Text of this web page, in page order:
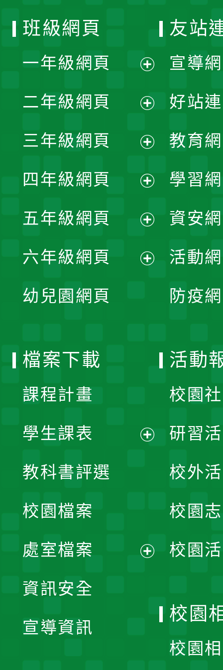
班級網頁
一年級網頁
開
選
單
二年級網頁
開
選
單
三年級網頁
開
選
單
四年級網頁
開
選
五年級網頁
開
六年級網頁
幼兒園網頁
友站
宣導
好站
教育
學習
資安
活動
防疫
檔案下載
課程計畫
學生課表
單
教科書評選
校園檔案
處室檔案
資訊安全
宣導資訊
活動
校園
研習
校外
校園
校園
校園
校園